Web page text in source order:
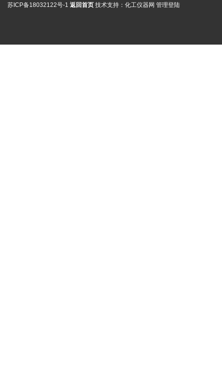
苏ICP备18032122号-1 返回首页 技术支持： 化工仪器网 管理登陆